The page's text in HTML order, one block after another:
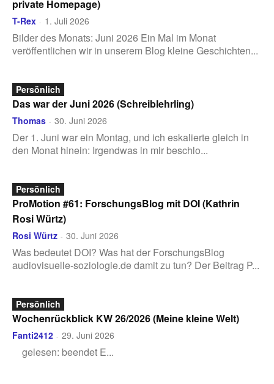
private Homepage)
T-Rex - 1. Juli 2026
Bilder des Monats: Juni 2026 Ein Mal im Monat
veröffentlichen wir in unserem Blog kleine Geschichten...
Persönlich
Das war der Juni 2026 (Schreiblehrling)
Thomas - 30. Juni 2026
Der 1. Juni war ein Montag, und ich eskalierte gleich in
den Monat hinein: Irgendwas in mir beschlo...
Persönlich
ProMotion #61: ForschungsBlog mit DOI (Kathrin
Rosi Würtz)
Rosi Würtz - 30. Juni 2026
Was bedeutet DOI? Was hat der ForschungsBlog
audiovisuelle-soziologie.de damit zu tun? Der Beitrag P...
Persönlich
Wochenrückblick KW 26/2026 (Meine kleine Welt)
Fanti2412 - 29. Juni 2026
gelesen: beendet E...